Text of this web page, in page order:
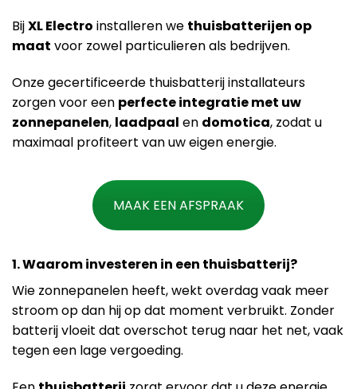
BijXL Electro installeren we thuisbatterijen op
maat voor zowel particulieren als bedrijven.
Onze gecertificeerde thuisbatterij installateurs
zorgen voor een perfecte integratie met uw
zonnepanelen, laadpaal en domotica, zodat u
maximaal profiteert van uw eigen energie.
MAAK EEN AFSPRAAK
1. Waarom investeren in een thuisbatterij?
Wie zonnepanelen heeft, wekt overdag vaak meer
stroom op dan hij op dat moment verbruikt. Zonder
batterij vloeit dat overschot terug naar het net, vaak
tegen een lage vergoeding.